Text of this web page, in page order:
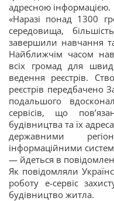
адресною інформацією.
«Наразі понад 1300
середовища,
завершили навчання
Найближчім часом
всіх громад для
ведення реєстрів.
реєстрів передбачено
подальшого
сервісів, що
будівництва та їх
державними
інформаційними
— йдеться в
Як повідомляли
роботу е-сервіс
будівництво житла.